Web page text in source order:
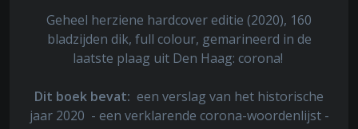
Geheel herziene hardcover editie (2020), 160
bladzijden dik, full colour, gemarineerd in de
laatste plaag uit Den Haag: corona!
Dit boek bevat: een verslag van het historische
jaar 2020 - een verklarende corona-woordenlijst -